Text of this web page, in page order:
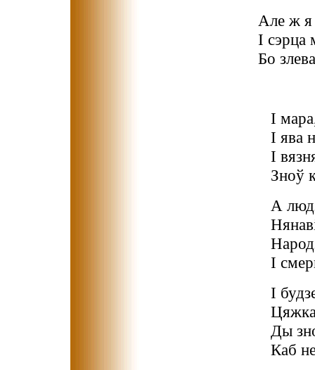
Але ж я
І
Бо
І
І ява
І
Зноў
А
І
І
Ды
Каб